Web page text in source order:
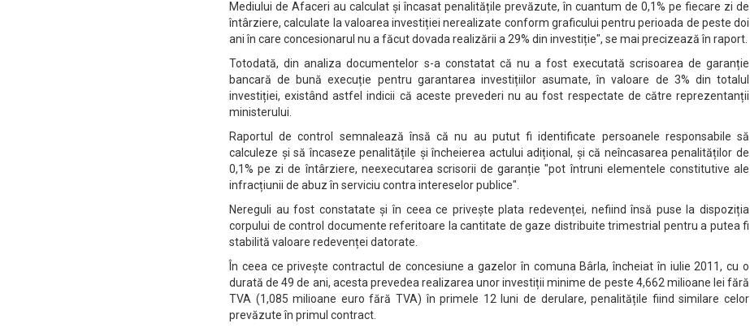
Mediului de Afaceri au calculat și încasat penalitățile prevăzute, în cuantum de 0,1% pe fiecare zi de
întârziere, calculate la valoarea investiției nerealizate conform graficului pentru perioada de peste doi
ani în care concesionarul nu a făcut dovada realizării a 29% din investiție", se mai precizează în raport.
Totodată, din analiza documentelor s-a constatat că nu a fost executată scrisoarea de garanție
bancară de bună execuție pentru garantarea investițiilor asumate, în valoare de 3% din totalul
investiției, existând astfel indicii că aceste prevederi nu au fost respectate de către reprezentanții
ministerului.
Raportul de control semnalează însă că nu au putut fi identificate persoanele responsabile să
calculeze și să încaseze penalitățile și încheierea actului adițional, și că neîncasarea penalităților de
0,1% pe zi de întârziere, neexecutarea scrisorii de garanție "pot întruni elementele constitutive ale
infracțiunii de abuz în serviciu contra intereselor publice".
Nereguli au fost constatate și în ceea ce privește plata redevenței, nefiind însă puse la dispoziția
corpului de control documente referitoare la cantitate de gaze distribuite trimestrial pentru a putea fi
stabilită valoare redevenței datorate.
În ceea ce privește contractul de concesiune a gazelor în comuna Bârla, încheiat în iulie 2011, cu o
durată de 49 de ani, acesta prevedea realizarea unor investiții minime de peste 4,662 milioane lei fără
TVA (1,085 milioane euro fără TVA) în primele 12 luni de derulare, penalitățile fiind similare celor
prevăzute în primul contract.